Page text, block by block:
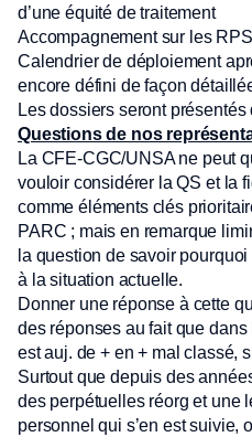
d’une équité de traitement
Accompagnement sur les
Calendrier de déploiement
encore défini de façon
Les dossiers seront
Questions de nos
La CFE-CGC/UNSA ne peut
vouloir considérer la QS et la
comme éléments clés
PARC ; mais en remarque
la question de savoir
à la situation actuelle.
Donner une réponse à cette
des réponses au fait que
est auj. de + en + mal classé,
Surtout que depuis des
des perpétuelles réorg et une
personnel qui s’en est suivie,